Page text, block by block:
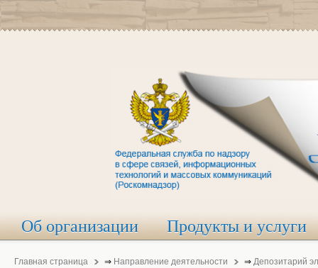
Об организации Продукты и услуги
Главная страница ⇒ Направление деятельности ⇒ Депозитарий